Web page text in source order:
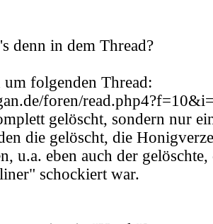
denn in dem Thread?
um folgenden Thread:
foren/
gelöscht, sondern nur
die gelöscht, die
u.a. eben auch der gelöschte,
schockiert war.